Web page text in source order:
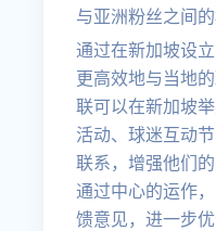
与亚洲粉丝之间的
通过在新加坡设
更高效地与当地
联可以在新加坡
活动、球迷互动
联系，增强他们
通过中心的运作
馈意见，进一步